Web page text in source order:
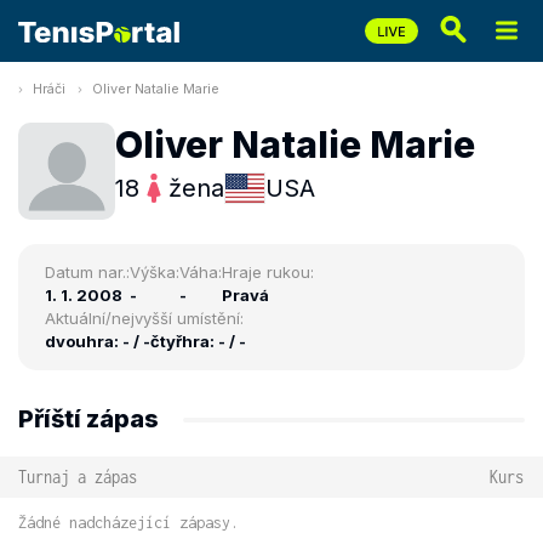
Hráči Oliver Natalie Marie
Oliver Natalie Marie
18 žena USA
Datum nar.:
1. 1. 2008
Výška:
-
Váha:
-
Hraje rukou:
Pravá
Aktuální/nejvyšší umístění:
dvouhra: - / -čtyřhra: - / -
Příští zápas
Turnaj a zápas Kurs
Žádné nadcházející zápasy.